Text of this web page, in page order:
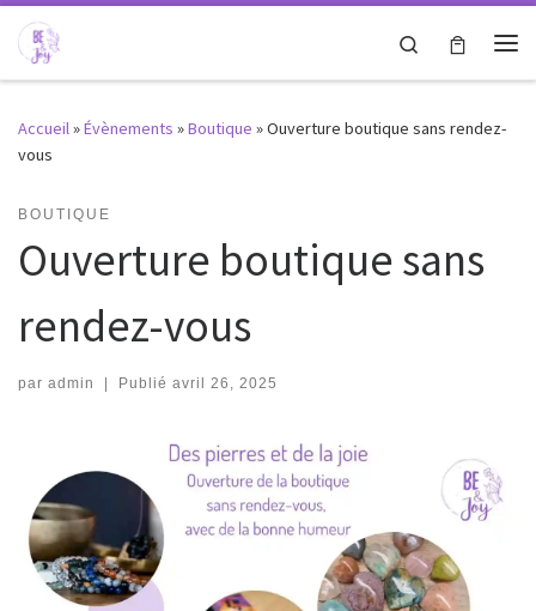
Passer au contenu
Search
Accueil»Évènements »Boutique »Ouverture boutique sans rendez-
vous
BOUTIQUE
Ouverture boutique sans
rendez-vous
par admin | Publié avril 26, 2025